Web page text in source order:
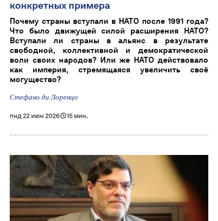
конкретных примера
Почему страны вступали в НАТО после 1991 года?
Что было движущей силой расширения НАТО?
Вступали ли страны в альянс в результате
свободной, коллективной и демократической
воли своих народов? Или же НАТО действовало
как империя, стремящаяся увеличить своё
могущество?
Стефано ди Лоренцо
пнд 22 июн 2026 15 мин.